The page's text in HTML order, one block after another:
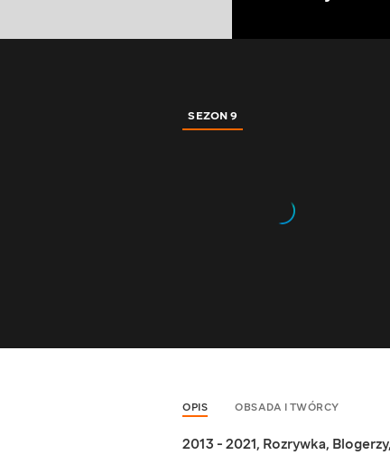
SEZON 9
OPIS OBSADA I TWÓRCY
2013 - 2021, Rozrywka, Blogerzy,